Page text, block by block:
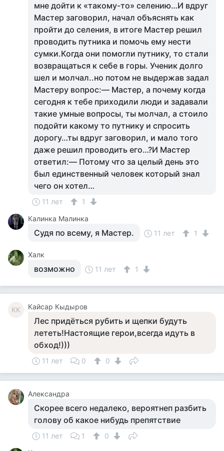
мне дойти к «такому-то» селению…И вдруг
Мастер заговорил, начал объяснять как
пройти до селения, в итоге Мастер решил
проводить путника и помочь ему нести
сумки.Когда они помогли путнику, то стали
возвращаться к себе в горы. Ученик долго
шел и молчал..но потом не выдержав задал
Мастеру вопрос:— Мастер, а почему когда
сегодня к тебе приходили люди и задавали
такие умные вопросы, ты молчал, а стоило
подойти какому то путнику и спросить
дорогу…ты вдруг заговорил, и мало того
даже решил проводить его…?И Мастер
ответил:— Потому что за целый день это
был единственный человек который знал
чего он хотел…
11 лет
1
Калинка Малинка
Судя по всему, я Мастер. 11 лет 1
Халк
возможно 11 лет 1
КК Кайсар Кыдыров
Лес придёться рубить и щепки будуть
лететь!Настоящие герои,всегда идуть в
обход!)))
11 лет 0 0
Александра
Скорее всего недалеко, вероятнеп разбить
голову об какое нибудь препятствие
11 лет 1
0